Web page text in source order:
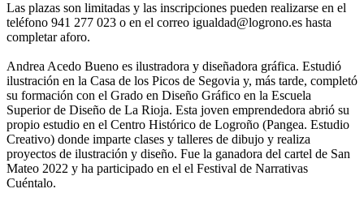
Las plazas son limitadas y las inscripciones pueden realizarse en el
teléfono 941 277 023 o en el correo igualdad@logrono.es hasta
completar aforo.
Andrea Acedo Bueno es ilustradora y diseñadora gráfica. Estudió
ilustración en la Casa de los Picos de Segovia y, más tarde, completó
su formación con el Grado en Diseño Gráfico en la Escuela
Superior de Diseño de La Rioja. Esta joven emprendedora abrió su
propio estudio en el Centro Histórico de Logroño (Pangea. Estudio
Creativo) donde imparte clases y talleres de dibujo y realiza
proyectos de ilustración y diseño. Fue la ganadora del cartel de San
Mateo 2022 y ha participado en el el Festival de Narrativas
Cuéntalo.